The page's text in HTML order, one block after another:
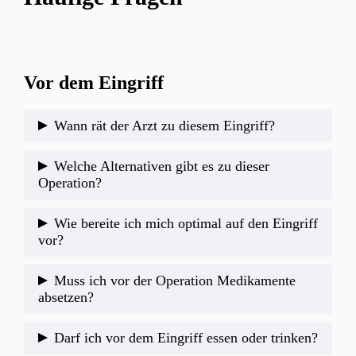
Vor dem Eingriff
Wann rät der Arzt zu diesem Eingriff?
Dies ist eine komplizierte Frage – letztendlich
benötigt ein instabiles, teilverrenktes
während ein stabil bewegliches Gelenk konservativ
behandelt werden kann.
Welche Alternativen gibt es zu dieser
Operation?
Konservativ wird eine spezielle Ellebogenorthese
für bis zu 6 Wochen getragen, wobei in einigen
wird. Zusätzlich wird Physiotherapie zur Erlangung
der Beweglichkeit und dem Kraftaufbau im Verlauf
Wie bereite ich mich optimal auf den Eingriff
vor?
Sprechen Sie mit Ihrem Arzt über die Verletzung,
mögliche Vorerkrankungen, Allergien und
Ablauf des Eingriffs informieren und jemanden für
Muss ich vor der Operation Medikamente
absetzen?
Blutverdünner (außer beispielsweise Thrombo-Ass)
Darf ich vor dem Eingriff essen oder trinken?